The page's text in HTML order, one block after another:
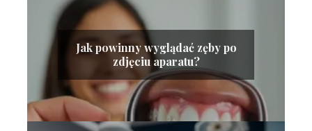
Jak powinny wyglądać zęby po
zdjęciu aparatu?